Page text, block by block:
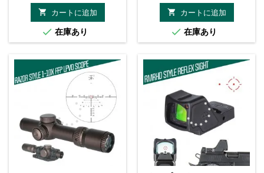
格

カートに追加
 在庫あり
格

カートに追加
 在庫あり
- $35.00